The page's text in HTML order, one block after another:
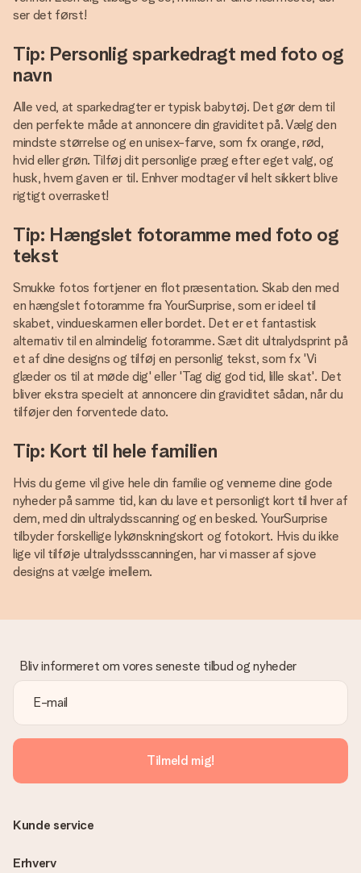
ser det først!
Tip: Personlig sparkedragt med foto og
navn
Alle ved, at sparkedragter er typisk babytøj. Det gør dem til
den perfekte måde at annoncere din graviditet på. Vælg den
mindste størrelse og en unisex-farve, som fx orange, rød,
hvid eller grøn. Tilføj dit personlige præg efter eget valg, og
husk, hvem gaven er til. Enhver modtager vil helt sikkert blive
rigtigt overrasket!
Tip: Hængslet fotoramme med foto og
tekst
Smukke fotos fortjener en flot præsentation. Skab den med
en hængslet fotoramme fra YourSurprise, som er ideel til
skabet, vindueskarmen eller bordet. Det er et fantastisk
alternativ til en almindelig fotoramme. Sæt dit ultralydsprint på
et af dine designs og tilføj en personlig tekst, som fx 'Vi
glæder os til at møde dig' eller 'Tag dig god tid, lille skat'. Det
bliver ekstra specielt at annoncere din graviditet sådan, når du
tilføjer den forventede dato.
Tip: Kort til hele familien
Hvis du gerne vil give hele din familie og vennerne dine gode
nyheder på samme tid, kan du lave et personligt kort til hver af
dem, med din ultralydsscanning og en besked. YourSurprise
tilbyder forskellige lykønskningskort og fotokort. Hvis du ikke
lige vil tilføje ultralydssscanningen, har vi masser af sjove
designs at vælge imellem.
Bliv informeret om vores seneste tilbud og nyheder
Tilmeld mig!
Kunde service
Erhverv